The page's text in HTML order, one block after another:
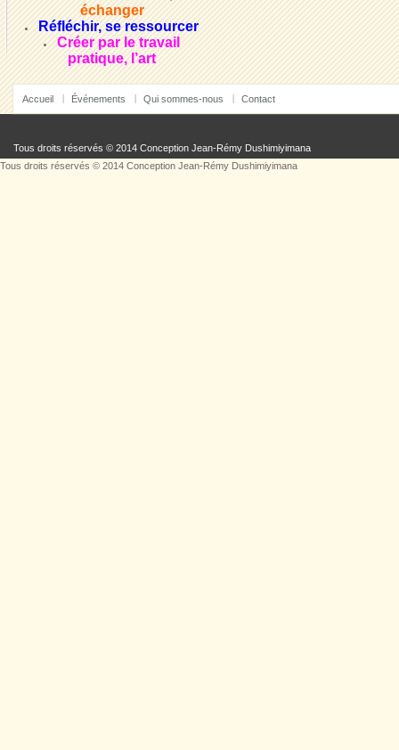
échanger
Réfléchir, se ressourcer
Créer par le travail
pratique, l’art
Accueil Événements Qui sommes-nous Contact
Tous droits réservés © 2014 Conception Jean-Rémy Dushimiyimana
Tous droits réservés © 2014 Conception Jean-Rémy Dushimiyimana